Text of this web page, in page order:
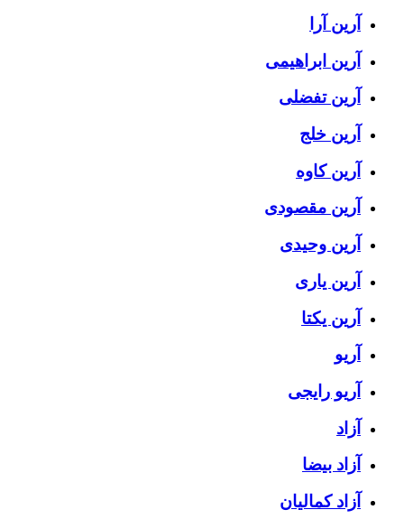
آرین آرا
آرین ابراهیمی
آرین تفضلی
آرین خلج
آرین کاوه
آرین مقصودی
آرین وحیدی
آرین یاری
آرین یکتا
آریو
آریو رایجی
آزاد
آزاد بیضا
آزاد کمالیان